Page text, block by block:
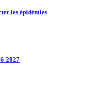
les épidémies
2027